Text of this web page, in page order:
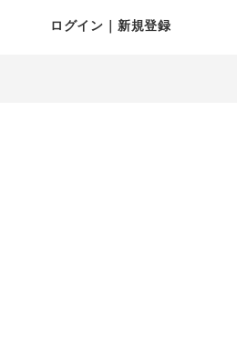
ログイン｜新規登録